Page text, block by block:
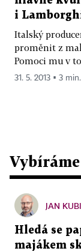
i
Italský
proměnit z
Pomoci mu v
31. 5. 2013 ▪ 3
JAN
Hledá se
majákem